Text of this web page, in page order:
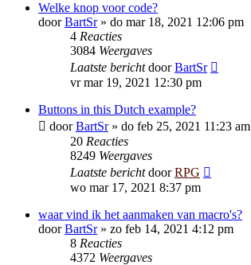
Welke knop voor code?
doorBartSr» do mar 18, 2021 12:06 pm
4 Reacties
3084 Weergaves
Laatste berichtdoorBartSr
vr mar 19, 2021 12:30 pm
Buttons in this Dutch example?
doorBartSr» do feb 25, 2021 11:23 am
20 Reacties
8249 Weergaves
Laatste berichtdoorRPG
wo mar 17, 2021 8:37 pm
waar vind ik het aanmaken van macro's?
doorBartSr» zo feb 14, 2021 4:12 pm
8 Reacties
4372 Weergaves